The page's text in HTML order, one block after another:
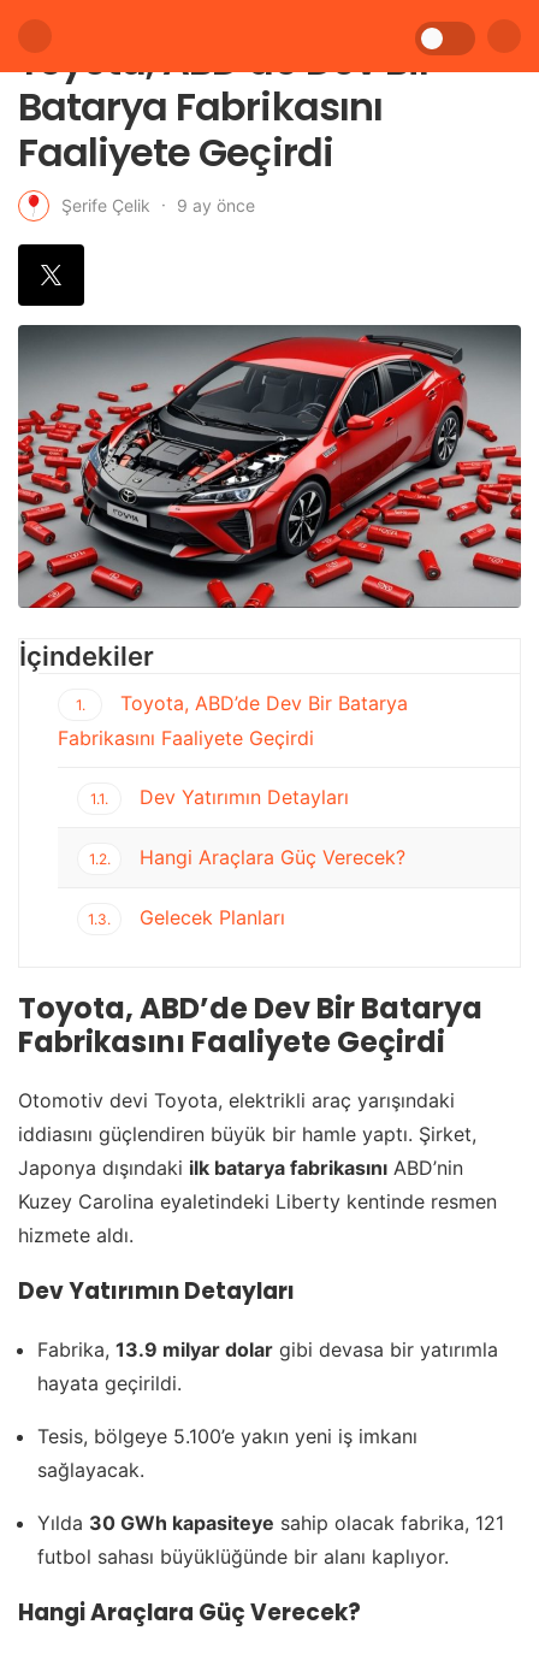
Toyota, ABD’de Dev Bir
Batarya Fabrikasını
Faaliyete Geçirdi
Şerife Çelik 9 ay önce
İçindekiler
1.
Toyota, ABD’de Dev Bir Batarya
Fabrikasını Faaliyete Geçirdi
1.1. Dev Yatırımın Detayları
1.2. Hangi Araçlara Güç Verecek?
1.3. Gelecek Planları
Toyota, ABD’de Dev Bir Batarya
Fabrikasını Faaliyete Geçirdi
Otomotiv devi Toyota, elektrikli araç yarışındaki
iddiasını güçlendiren büyük bir hamle yaptı. Şirket,
Japonya dışındaki ilk batarya fabrikasını ABD’nin
Kuzey Carolina eyaletindeki Liberty kentinde resmen
hizmete aldı.
Dev Yatırımın Detayları
Fabrika, 13.9 milyar dolar gibi devasa bir yatırımla
hayata geçirildi.
Tesis, bölgeye 5.100’e yakın yeni iş imkanı
sağlayacak.
Yılda 30 GWh kapasiteye sahip olacak fabrika, 121
futbol sahası büyüklüğünde bir alanı kaplıyor.
Hangi Araçlara Güç Verecek?